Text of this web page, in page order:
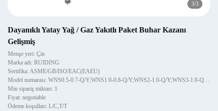
1/3
Dayanıklı Yatay Yağ / Gaz Yakıtlı Paket Buhar Kazanı
Gelişmiş
Menşe yeri: Çin
Marka adı: RUIDING
Sertifika: ASME/GB/ISO/EAC(EAEU)
Model numarası: WNS0.5-0.7-Q/Y;WNS1.0-0.8-Q/Y;WNS2-1.0-Q/Y;WNS3-1.0-Q/Y;WNS4-1.0-Q/Y;WNS6-1.0-Q/Y
Min sipariş miktarı: 1
Fiyat: negotiable
Ödeme koşulları: L/C,T/T